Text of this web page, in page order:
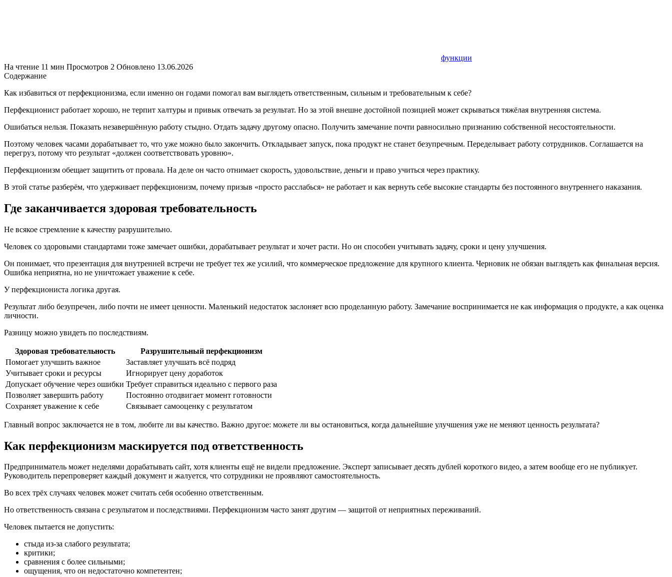
функции
На чтение 11 мин Просмотров 2 Обновлено 13.06.2026
Содержание
Как избавиться от перфекционизма, если именно он годами помогал вам выглядеть ответственным, сильным и требовательным к себе?
Перфекционист работает хорошо, не терпит халтуры и привык отвечать за результат. Но за этой внешне достойной позицией может скрываться тяжёлая внутренняя система.
Ошибаться нельзя. Показать незавершённую работу стыдно. Отдать задачу другому опасно. Получить замечание почти равносильно признанию собственной несостоятельности.
Поэтому человек часами дорабатывает то, что уже можно было закончить. Откладывает запуск, пока продукт не станет безупречным. Переделывает работу сотрудников. Соглашается на
перегруз, потому что результат «должен соответствовать уровню».
Перфекционизм обещает защитить от провала. На деле он часто отнимает скорость, удовольствие, деньги и право учиться через практику.
В этой статье разберём, что удерживает перфекционизм, почему призыв «просто расслабься» не работает и как вернуть себе высокие стандарты без постоянного внутреннего наказания.
Где заканчивается здоровая требовательность
Не всякое стремление к качеству разрушительно.
Человек со здоровыми стандартами тоже замечает ошибки, дорабатывает результат и хочет расти. Но он способен учитывать задачу, сроки и цену улучшения.
Он понимает, что презентация для внутренней встречи не требует тех же усилий, что коммерческое предложение для крупного клиента. Черновик не обязан выглядеть как финальная версия.
Ошибка неприятна, но не уничтожает уважение к себе.
У перфекциониста логика другая.
Результат либо безупречен, либо почти не имеет ценности. Маленький недостаток заслоняет всю проделанную работу. Замечание воспринимается не как информация о продукте, а как оценка
личности.
Разницу можно увидеть по последствиям.
Здоровая требовательность
Разрушительный перфекционизм
Помогает улучшить важное
Заставляет улучшать всё подряд
Учитывает сроки и ресурсы
Игнорирует цену доработок
Допускает обучение через ошибки Требует справиться идеально с первого раза
Позволяет завершить работу
Постоянно отодвигает момент готовности
Сохраняет уважение к себе
Связывает самооценку с результатом
Главный вопрос заключается не в том, любите ли вы качество. Важно другое: можете ли вы остановиться, когда дальнейшие улучшения уже не меняют ценность результата?
Как перфекционизм маскируется под ответственность
Предприниматель может неделями дорабатывать сайт, хотя клиенты ещё не видели предложение. Эксперт записывает десять дублей короткого видео, а затем вообще его не публикует.
Руководитель перепроверяет каждый документ и жалуется, что сотрудники не проявляют самостоятельность.
Во всех трёх случаях человек может считать себя особенно ответственным.
Но ответственность связана с результатом и последствиями. Перфекционизм часто занят другим — защитой от неприятных переживаний.
Человек пытается не допустить:
стыда из-за слабого результата;
критики;
сравнения с более сильными;
ощущения, что он недостаточно компетентен;